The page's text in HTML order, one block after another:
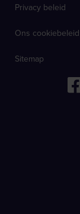
Privacy beleid
Ons cookiebeleid
Sitemap